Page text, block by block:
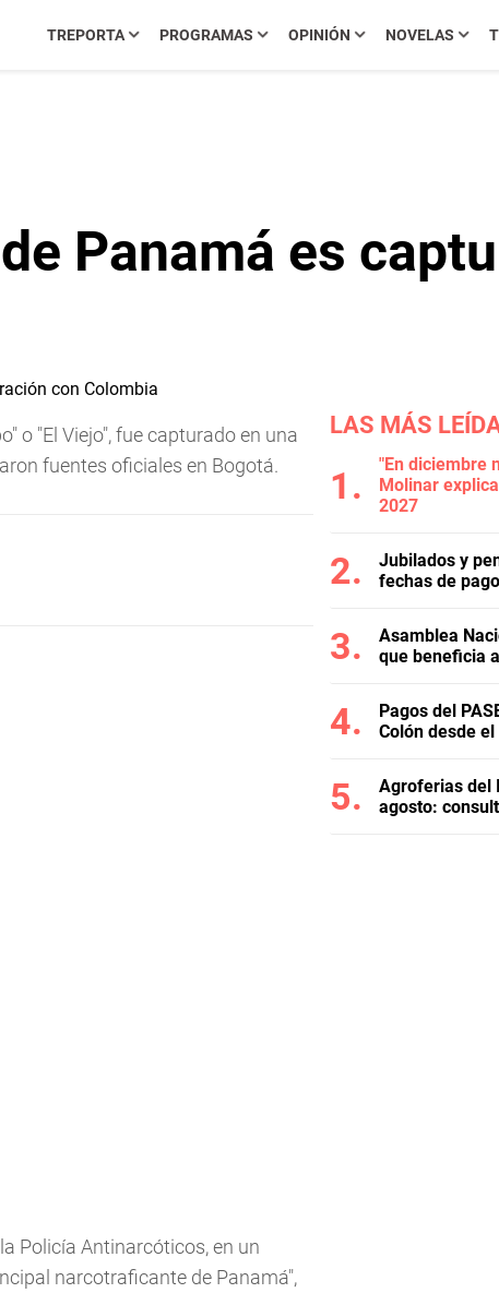
TREPORTA PROGRAMAS OPINIÓN NOVELAS
Panamá es
o "El Viejo", fue capturado en una
fuentes oficiales en Bogotá.
Policía Antinarcóticos, en un
narcotraficante de Panamá",
LAS MÁS
"En diciembre
Molinar
2027
Jubilados y
fechas de
Asamblea
que beneficia
Pagos del
Colón desde
Agroferias del
agosto: